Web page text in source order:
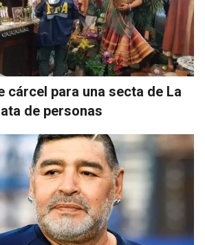
cárcel para una secta de La
de personas